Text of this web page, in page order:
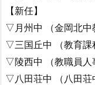
【新任】
▽月州中 （金岡北
▽三国丘中 （教育
▽陵西中 （教職員
▽八田荘中 （八田